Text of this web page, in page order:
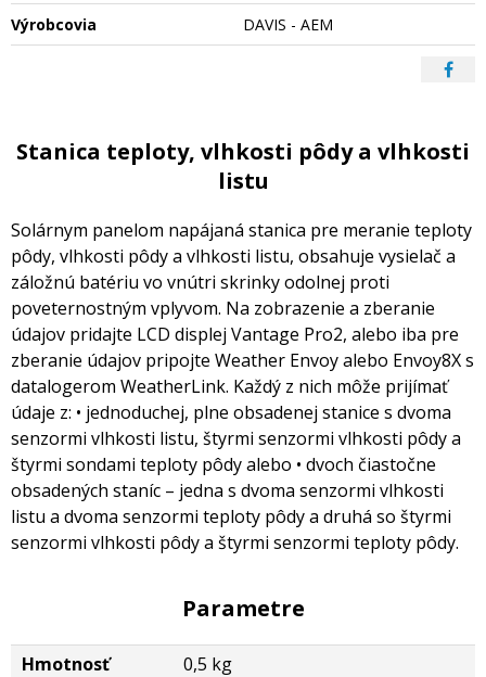
Výrobcovia
DAVIS - AEM
Stanica teploty, vlhkosti pôdy a vlhkosti
listu
Solárnym panelom napájaná stanica pre meranie teploty
pôdy, vlhkosti pôdy a vlhkosti listu, obsahuje vysielač a
záložnú batériu vo vnútri skrinky odolnej proti
poveternostným vplyvom. Na zobrazenie a zberanie
údajov pridajte LCD displej Vantage Pro2, alebo iba pre
zberanie údajov pripojte Weather Envoy alebo Envoy8X s
datalogerom WeatherLink. Každý z nich môže prijímať
údaje z: • jednoduchej, plne obsadenej stanice s dvoma
senzormi vlhkosti listu, štyrmi senzormi vlhkosti pôdy a
štyrmi sondami teploty pôdy alebo • dvoch čiastočne
obsadených staníc – jedna s dvoma senzormi vlhkosti
listu a dvoma senzormi teploty pôdy a druhá so štyrmi
senzormi vlhkosti pôdy a štyrmi senzormi teploty pôdy.
Parametre
Hmotnosť
0,5 kg